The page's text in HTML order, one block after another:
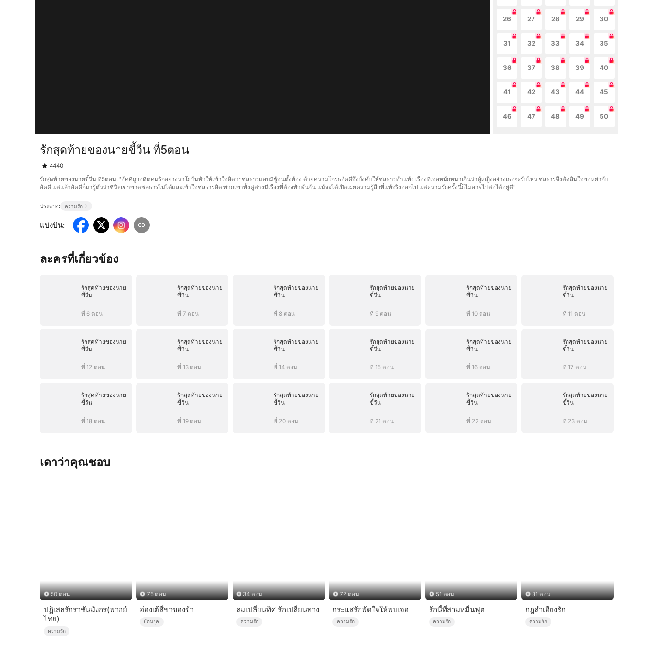
26 27 28 29 30
31 32 33 34 35
36 37 38 39 40
41 42 43 44 45
46 47 48 49 50
รักสุดท้ายของนายขี้วีน ที่5ตอน
4440
รักสุดท้ายของนายขี้วีน ที่5ตอน. "อัคคีถูกอดีตคนรักอย่างวาโยปั่นหัวให้เข้าใจผิดว่าชลธารแอบมีชู้จนตั้งท้อง ด้วยความโกรธอัคคีจึงบังคับให้ชลธารทำแท้ง เรื่องที่เจอหนักหนาเกินว่าผู้หญิงอย่างเธอจะรับไหว ชลธารจึงตัดสินใจขอหย่ากับ
อัคคี แต่แล้วอัคคีก็มารู้ตัวว่าชีวิตเขาขาดชลธารไม่ได้และเข้าใจชลธารผิด พวกเขาทั้งคู่ต่างมีเรื่องที่ต้องพัวพันกัน แม้จะได้เปิดเผยความรู้สึกที่แท้จริงออกไป แต่ความรักครั้งนี้ก็ไม่อาจไปต่อได้อยู่ดี"
ประเภท: ความรัก
แบ่งปัน:
ละครที่เกี่ยวข้อง
รักสุดท้ายของนาย
ขี้วีน
ที่ 6 ตอน
รักสุดท้ายของนาย
ขี้วีน
ที่ 7 ตอน
รักสุดท้ายของนาย
ขี้วีน
ที่ 8 ตอน
รักสุดท้ายของนาย
ขี้วีน
ที่ 9 ตอน
รักสุดท้ายของนาย
ขี้วีน
ที่ 10 ตอน
รักสุดท้ายของนาย
ขี้วีน
ที่ 11 ตอน
รักสุดท้ายของนาย
ขี้วีน
ที่ 12 ตอน
รักสุดท้ายของนาย
ขี้วีน
ที่ 13 ตอน
รักสุดท้ายของนาย
ขี้วีน
ที่ 14 ตอน
รักสุดท้ายของนาย
ขี้วีน
ที่ 15 ตอน
รักสุดท้ายของนาย
ขี้วีน
ที่ 16 ตอน
รักสุดท้ายของนาย
ขี้วีน
ที่ 17 ตอน
รักสุดท้ายของนาย
ขี้วีน
ที่ 18 ตอน
รักสุดท้ายของนาย
ขี้วีน
ที่ 19 ตอน
รักสุดท้ายของนาย
ขี้วีน
ที่ 20 ตอน
รักสุดท้ายของนาย
ขี้วีน
ที่ 21 ตอน
รักสุดท้ายของนาย
ขี้วีน
ที่ 22 ตอน
รักสุดท้ายของนาย
ขี้วีน
ที่ 23 ตอน
เดาว่าคุณชอบ
50 ตอน
ปฏิเสธรักราชันมังกร(พากย์
ไทย)
ความรัก
75 ตอน
ฮ่องเต้สี่ขาของข้า
ย้อนยุค
34 ตอน
ลมเปลี่ยนทิศ รักเปลี่ยนทาง
ความรัก
72 ตอน
กระแสรักพัดใจให้พบเจอ
ความรัก
51 ตอน
รักนี้ที่สามหมื่นฟุต
ความรัก
81 ตอน
กฎลำเอียงรัก
ความรัก